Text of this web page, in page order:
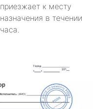
приезжает к месту
назначения в течении
часа.